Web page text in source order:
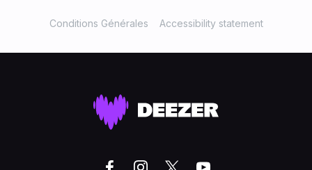
Conditions Générales Accessibility statement